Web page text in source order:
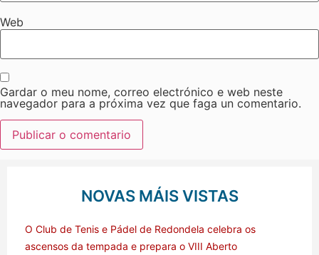
Web
Gardar o meu nome, correo electrónico e web neste
navegador para a próxima vez que faga un comentario.
NOVAS MÁIS VISTAS
O Club de Tenis e Pádel de Redondela celebra os
ascensos da tempada e prepara o VIII Aberto